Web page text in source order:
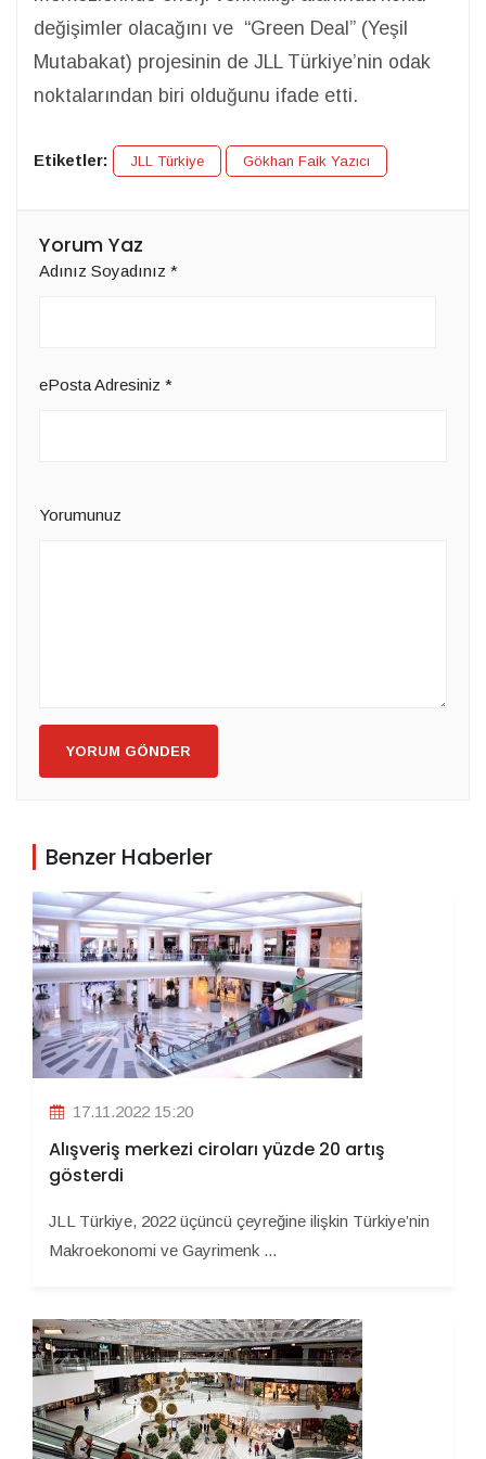
değişimler olacağını ve “Green Deal” (Yeşil
Mutabakat) projesinin de JLL Türkiye’nin odak
noktalarından biri olduğunu ifade etti.
Etiketler: JLL Türkiye Gökhan Faik Yazıcı
Yorum Yaz
Adınız Soyadınız *
ePosta Adresiniz *
Yorumunuz
YORUM GÖNDER
Benzer Haberler
17.11.2022 15:20
Alışveriş merkezi ciroları yüzde 20 artış
gösterdi
JLL Türkiye, 2022 üçüncü çeyreğine ilişkin Türkiye’nin
Makroekonomi ve Gayrimenk ...